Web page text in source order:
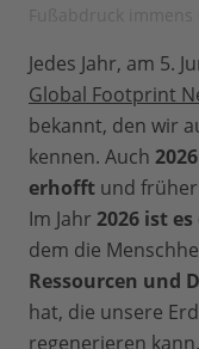
Jedes Jahr, am 5.
Global Footprint
bekannt, den wir
kennen. Auch
erhofft und früher
Im Jahr 2026 ist
dem die
Ressourcen und
hat, die unsere
regenerieren kann.